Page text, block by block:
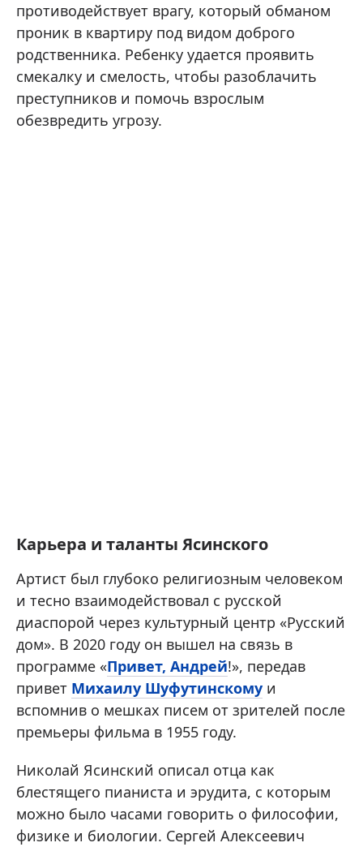
противодействует врагу, который обманом
проник в квартиру под видом доброго
родственника. Ребенку удается проявить
смекалку и смелость, чтобы разоблачить
преступников и помочь взрослым
обезвредить угрозу.
Карьера и таланты Ясинского
Артист был глубоко религиозным человеком
и тесно взаимодействовал с русской
диаспорой через культурный центр «Русский
дом». В 2020 году он вышел на связь в
программе «Привет, Андрей!», передав
привет Михаилу Шуфутинскому и
вспомнив о мешках писем от зрителей после
премьеры фильма в 1955 году.
Николай Ясинский описал отца как
блестящего пианиста и эрудита, с которым
можно было часами говорить о философии,
физике и биологии. Сергей Алексеевич